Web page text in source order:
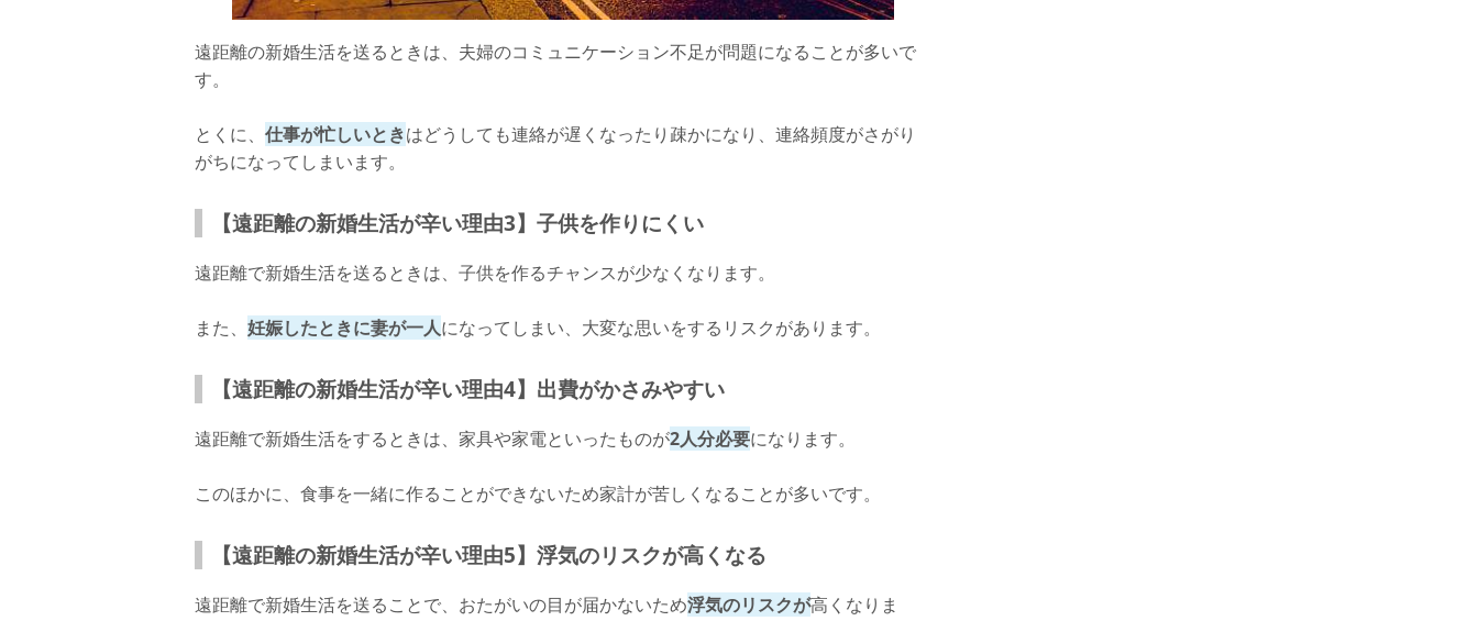
遠距離の新婚生活を送るときは、夫婦のコミュニケーション不足が問題になることが多いで
す。
とくに、 仕事が忙しいときはどうしても連絡が遅くなったり疎かになり、連絡頻度がさがり
がちになってしまいます。
【遠距離の新婚生活が辛い理由3】子供を作りにくい
遠距離で新婚生活を送るときは、子供を作るチャンスが少なくなります。
また、 妊娠したときに妻が一人になってしまい、大変な思いをするリスクがあります。
【遠距離の新婚生活が辛い理由4】出費がかさみやすい
遠距離で新婚生活をするときは、家具や家電といったものが2人分必要になります。
このほかに、食事を一緒に作ることができないため家計が苦しくなることが多いです。
【遠距離の新婚生活が辛い理由5】浮気のリスクが高くなる
遠距離で新婚生活を送ることで、おたがいの目が届かないため浮気のリスクが高くなりま